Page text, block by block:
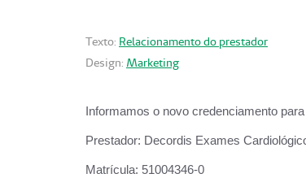
Texto: Relacionamento do prestador
Design: Marketing
Informamos o novo credenciamento
Prestador: Decordis Exames
Matrícula: 51004346-0